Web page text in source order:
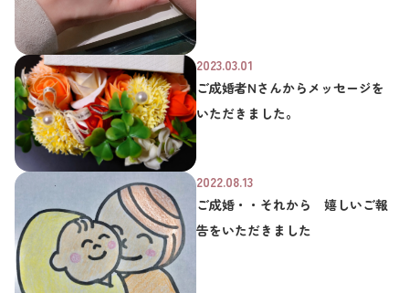
2023.03.01
ご成婚者Nさんからメッセージを
いただきました。
2022.08.13
ご成婚・・それから 嬉しいご報
告をいただきました